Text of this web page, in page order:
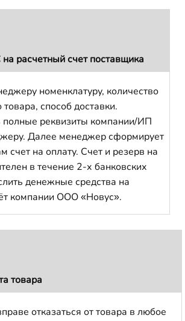
расчетный счет поставщика
номенклатуру, количество
способ доставки.
полные реквизиты компании/ИП
Далее менеджер сформирует
счет на оплату. Счет и резерв на
в течение 2-х банковских
денежные средства на
компании ООО «Новус».
товара
отказаться от товара в любое